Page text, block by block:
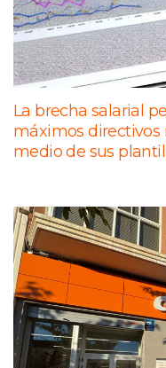
La brecha salarial
máximos directivos
medio de sus